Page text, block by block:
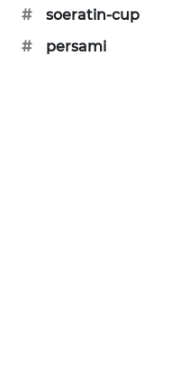
#
soeratin-cup
#
persami